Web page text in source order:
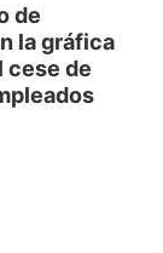
de
la gráfica
cese de